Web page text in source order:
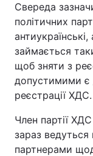
Свереда
політичних
займається
щоб зняти з
допустимими є
реєстрації ХДС.
Член партії
зараз
партнерами